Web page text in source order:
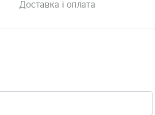
Доставка і оплата